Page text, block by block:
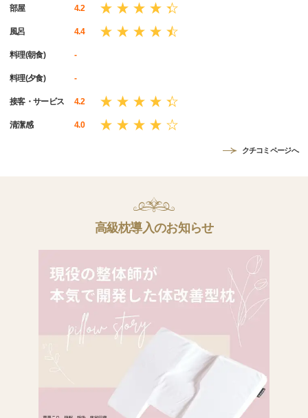
部屋 4.2
風呂 4.4
料理(朝食) -
料理(夕食) -
接客・サービス 4.2
清潔感 4.0
クチコミページへ
高級枕導入のお知らせ